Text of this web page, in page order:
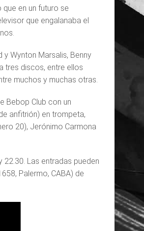
en un futuro se
que engalanaba el
Wynton Marsalis, Benny
tres discos, entre ellos
muchos y muchas otras.
Bebop Club con un
anfitrión) en trompeta,
20), Jerónimo Carmona
Las entradas pueden
Palermo, CABA) de